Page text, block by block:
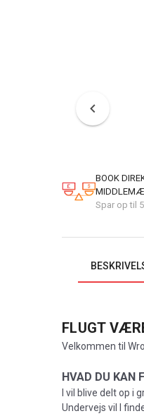
BOOK
Spar op til
FLUGT
Velkommen til
HVAD DU KAN
I vil blive delt op i
Undervejs vil I